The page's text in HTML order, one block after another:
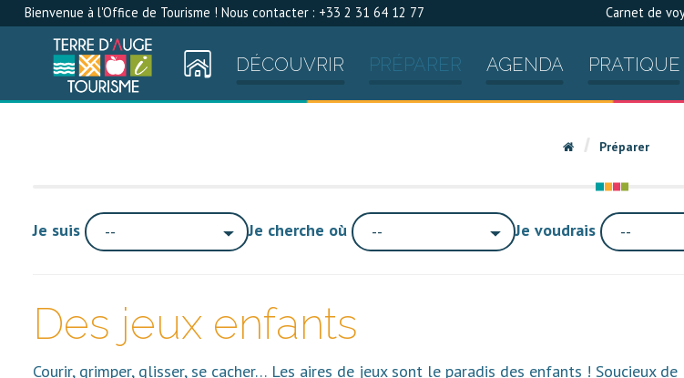
Bienvenue à l'Office de Tourisme ! Nous contacter : +33 2 31 64 12 77 Carnet de
DÉCOUVRIR PRÉPARER AGENDA PRATIQUE
Préparer
Je suis -- Je cherche où -- Je voudrais --
Des jeux enfants
Courir, grimper, glisser, se cacher… Les aires de jeux sont le paradis des enfants ! Soucieux